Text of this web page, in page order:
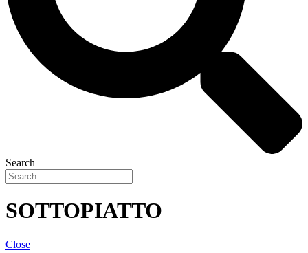
Search
SOTTOPIATTO
Close